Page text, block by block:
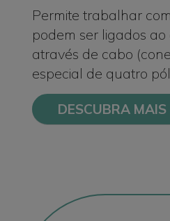
Permite trabalhar
podem ser ligados ao
através de cabo
especial de quatro
DESCUBRA MAIS